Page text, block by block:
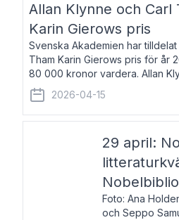
Allan Klynne och Carl
Karin Gierows pris
Svenska Akademien har
Tham Karin Gierows pris för år
80 000 kronor vardera. Allan
arkeolog, författare, översättare
kultur och samhällsliv. Ut
2026-04-15
29 april:
Foto: Ana
och Seppo